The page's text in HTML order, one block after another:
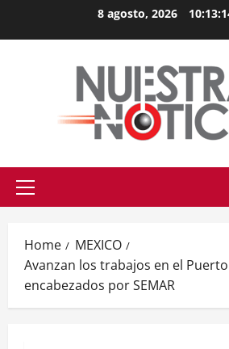
8 agosto, 2026
Primary
Home
MEXICO
Avanzan los trabajos en el
encabezados por SEMAR